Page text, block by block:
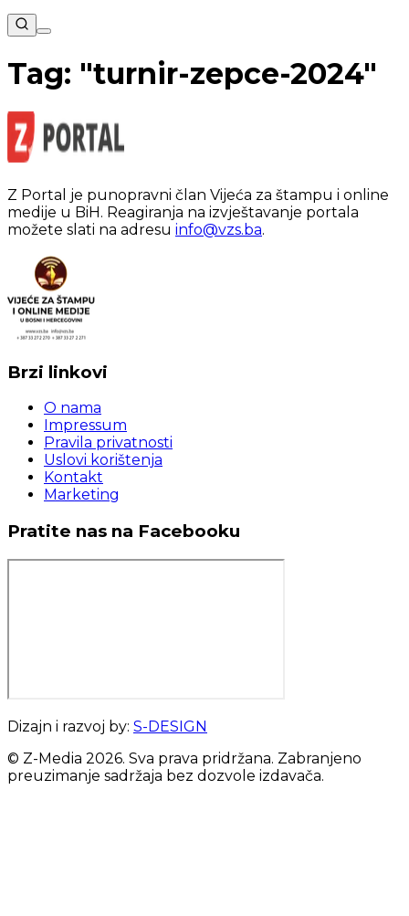
Tag: "turnir-zepce-2024"
Z Portal je punopravni član Vijeća za štampu i online
medije u BiH. Reagiranja na izvještavanje portala
možete slati na adresu info@vzs.ba.
Brzi linkovi
O nama
Impressum
Pravila privatnosti
Uslovi korištenja
Kontakt
Marketing
Pratite nas na Facebooku
Dizajn i razvoj by: S-DESIGN
© Z-Media 2026. Sva prava pridržana. Zabranjeno
preuzimanje sadržaja bez dozvole izdavača.